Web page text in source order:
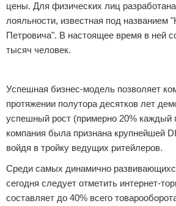
цены. Для физических лиц
лояльности, известная под названием
Петровича". В настоящее время в ней
тысяч человек.
Успешная бизнес-модель позволяет
протяжении полутора десятков лет
успешный рост (примерно 20% каждый
компания была признана крупнейшей
войдя в тройку ведущих ритейлеров.
Среди самых динамично
сегодня следует отметить интернет-
составляет до 40% всего